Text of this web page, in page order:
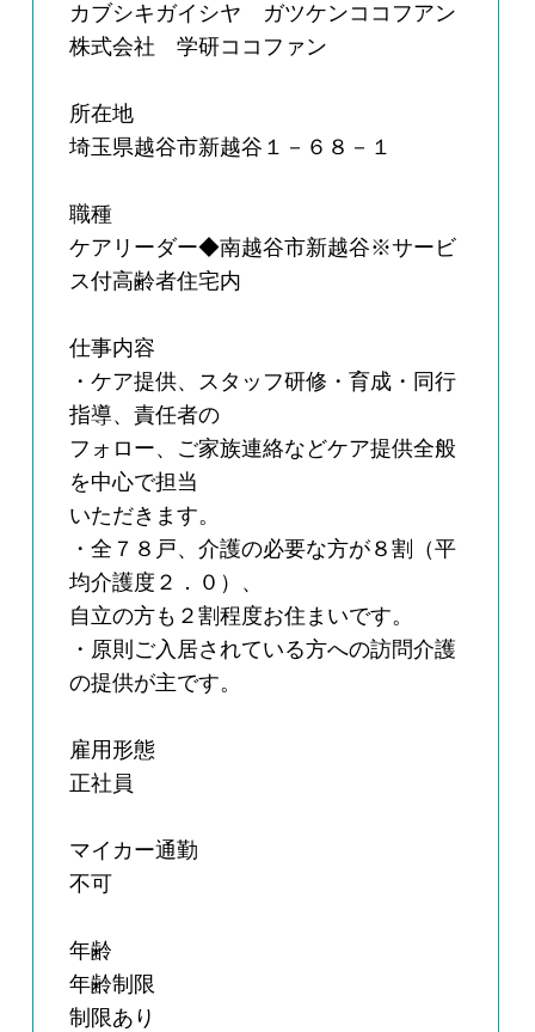
カブシキガイシヤ ガツケンココフアン
株式会社 学研ココファン
所在地
埼玉県越谷市新越谷１－６８－１
職種
ケアリーダー◆南越谷市新越谷※サービ
ス付高齢者住宅内
仕事内容
・ケア提供、スタッフ研修・育成・同行
指導、責任者の
フォロー、ご家族連絡などケア提供全般
を中心で担当
いただきます。
・全７８戸、介護の必要な方が８割（平
均介護度２．０）、
自立の方も２割程度お住まいです。
・原則ご入居されている方への訪問介護
の提供が主です。
雇用形態
正社員
マイカー通勤
不可
年齢
年齢制限
制限あり